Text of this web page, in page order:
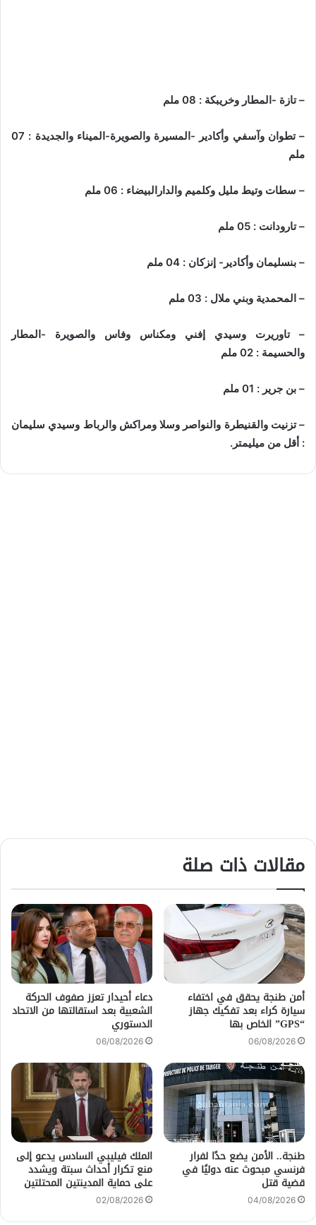
– تازة -المطار وخريبكة : 08 ملم
– تطوان وآسفي وأكادير -المسيرة والصويرة-الميناء والجديدة : 07
ملم
– سطات وتيط مليل وكلميم والدارالبيضاء : 06 ملم
– تارودانت : 05 ملم
– بنسليمان وأكادير- إنزكان : 04 ملم
– المحمدية وبني ملال : 03 ملم
– تاوريرت وسيدي إفني ومكناس وفاس والصويرة -المطار
والحسيمة : 02 ملم
– بن جرير : 01 ملم
– تزنيت والقنيطرة والنواصر وسلا ومراكش والرباط وسيدي سليمان
: أقل من ميليمتر.
مقالات ذات صلة
أمن طنجة يحقق في اختفاء
سيارة كراء بعد تفكيك جهاز
“GPS” الخاص بها
06/08/2026
دعاء أحيدار تعزز صفوف الحركة
الشعبية بعد استقالتها من الاتحاد
الدستوري
06/08/2026
طنجة.. الأمن يضع حدًا لفرار
فرنسي مبحوث عنه دوليًا في
قضية قتل
04/08/2026
الملك فيليبي السادس يدعو إلى
منع تكرار أحداث سبتة ويشدد
على حماية المدينتين المحتلتين
02/08/2026